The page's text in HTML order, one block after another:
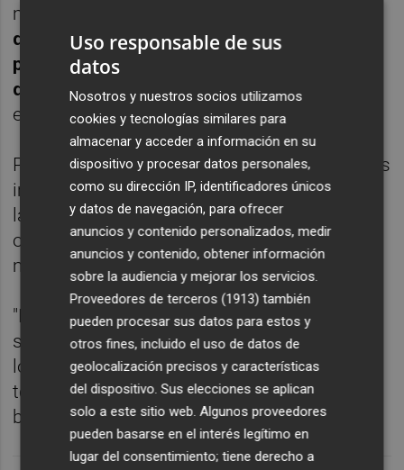
motivación intacta.
quieren tener minutos, pero soy un
profesional y tengo que ayudar al equipo
donde sea, desde la grada o el campo"
explicó.
Por último, el jugador ilicitano admitió que es
importante haber logrado la clasificación en
la Copa ya que es un torneo que suele dar
oportunidades a los jugadores con pocos
minutos en la Liga.
"Pasar de ronda es muy positivo para todos,
sobre todos los menos habituales, que son
los que suelen disputar la Copa. Pero sobre
todo porque demuestra que estamos en
buena línea", concluyó.
Uso responsable de sus
datos
Nosotros y nuestros socios utilizamos
cookies y tecnologías similares para
almacenar y acceder a información en su
dispositivo y procesar datos personales,
como su dirección IP, identificadores únicos
y datos de navegación, para ofrecer
anuncios y contenido personalizados, medir
anuncios y contenido, obtener información
sobre la audiencia y mejorar los servicios.
Proveedores de terceros (1913) también
pueden procesar sus datos para estos y
otros fines, incluido el uso de datos de
geolocalización precisos y características
del dispositivo. Sus elecciones se aplican
solo a este sitio web. Algunos proveedores
pueden basarse en el interés legítimo en
lugar del consentimiento; tiene derecho a